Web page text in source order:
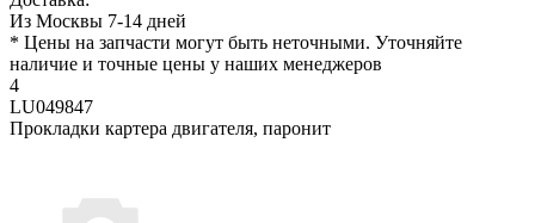
Из Москвы 7-14 дней
* Цены на запчасти могут быть неточными. Уточняйте
наличие и точные цены у наших менеджеров
4
LU049847
Прокладки картера двигателя, паронит